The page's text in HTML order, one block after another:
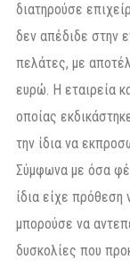
διατηρούσε
δεν απέδιδε στην
πελάτες, με
ευρώ. Η εταιρεία
οποίας
την ίδια να
Σύμφωνα με όσα
ίδια είχε
μπορούσε να
δυσκολίες που